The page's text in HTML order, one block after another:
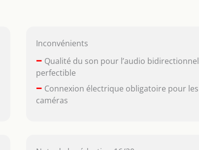
Inconvénients
– Qualité du son pour l’audio bidirectionnel
perfectible
– Connexion électrique obligatoire pour les
caméras